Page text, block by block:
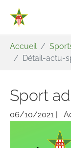
Accueil
Détail-actu-
Sport
06/10/2021 |